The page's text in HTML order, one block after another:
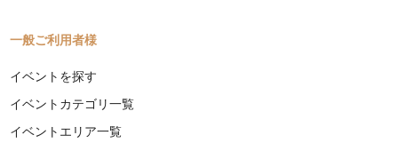
一般ご利用者様
イベントを探す
イベントカテゴリ一覧
イベントエリア一覧